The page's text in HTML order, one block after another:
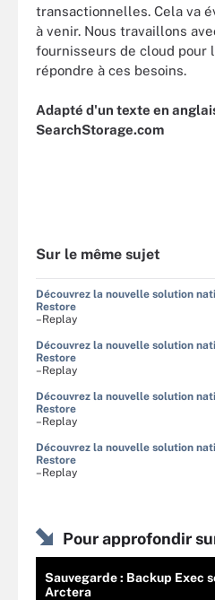
transactionnelles. Cela va
à venir. Nous travaillons
fournisseurs de cloud pour
répondre à ces besoins.
Adapté d'un texte en
SearchStorage.com
Sur le même sujet
Découvrez la nouvelle solution
Restore
–Replay
Découvrez la nouvelle solution
Restore
–Replay
Découvrez la nouvelle solution
Restore
–Replay
Découvrez la nouvelle solution
Restore
–Replay
Pour approfondir
Sauvegarde : Backup Exec
Arctera